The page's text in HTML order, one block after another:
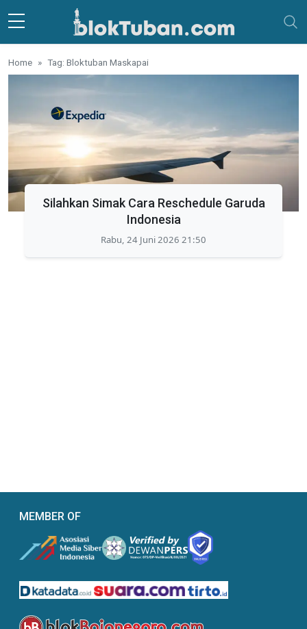
Skip to main content
Home Tag: Bloktuban Maskapai
Silahkan Simak Cara Reschedule Garuda
Indonesia
Rabu, 24 Juni 2026 21:50
MEMBER OF